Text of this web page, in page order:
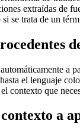
extraídas de
se trata de un
a
el lenguaje
contexto que
a